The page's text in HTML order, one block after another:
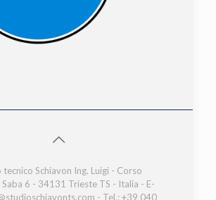
tecnico Schiavon Ing. Luigi - Corso
6 - 34131 Trieste TS - Italia - E-
- Tel.: +39 040